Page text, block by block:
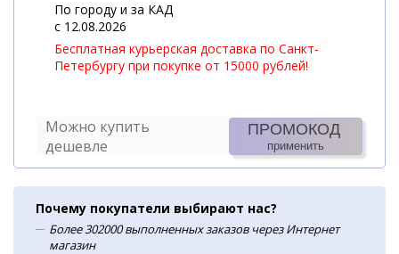
По городу и за КАД
c 12.08.2026
Бесплатная курьерская доставка по Санкт-
Петербургу при покупке от 15000 рублей!
Можно купить
дешевле
ПРОМОКОД
применить
Почему покупатели выбирают нас?
Более 302000 выполненных заказов через Интернет
магазин